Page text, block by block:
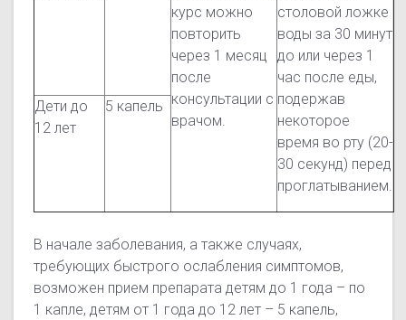
курс можно
повторить
через 1 месяц
после
консультации с
врачом.
столовой ложке
воды за 30 минут
до или через 1
час после еды,
подержав
некоторое
время во рту (20-
30 секунд) перед
проглатыванием.
Дети до
12 лет
5 капель
В начале заболевания, а также случаях,
требующих быстрого ослабления симптомов,
возможен прием препарата детям до 1 года – по
1 капле, детям от 1 года до 12 лет – 5 капель,